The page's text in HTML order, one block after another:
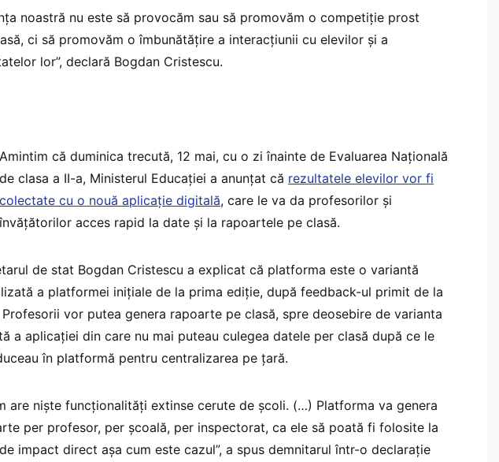
noastră nu este să provocăm sau să promovăm o competiție prost
ci să promovăm o îmbunătățire a interacțiunii cu elevilor și a
lor”, declară Bogdan Cristescu.
Amintim că duminica trecută, 12 mai, cu o zi înainte de Evaluarea Națională
de clasa a II-a, Ministerul Educației a anunțat că rezultatele elevilor vor fi
colectate cu o nouă aplicație digitală, care le va da profesorilor și
învățătorilor acces rapid la date și la rapoartele pe clasă.
de stat Bogdan Cristescu a explicat că platforma este o variantă
a platformei inițiale de la prima ediție, după feedback-ul primit de la
vor putea genera rapoarte pe clasă, spre deosebire de varianta
a aplicației din care nu mai puteau culegea datele per clasă după ce le
în platformă pentru centralizarea pe țară.
are niște funcționalități extinse cerute de școli. (…) Platforma va genera
per profesor, per școală, per inspectorat, ca ele să poată fi folosite la
impact direct așa cum este cazul”, a spus demnitarul într-o declarație